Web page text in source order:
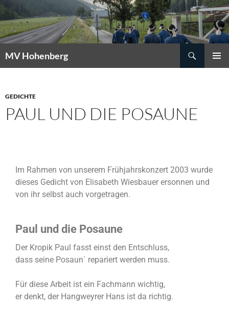
MV Hohenberg
GEDICHTE
PAUL UND DIE POSAUNE
Im Rahmen von unserem Frühjahrskonzert 2003 wurde
dieses Gedicht von Elisabeth Wiesbauer ersonnen und
von ihr selbst auch vorgetragen.
Paul und die Posaune
Der Kropik Paul fasst einst den Entschluss,
dass seine Posaun` repariert werden muss.
Für diese Arbeit ist ein Fachmann wichtig,
er denkt, der Hangweyrer Hans ist da richtig.